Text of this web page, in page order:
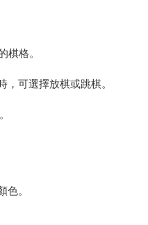
棋格。
可選擇放棋或跳棋。
色。